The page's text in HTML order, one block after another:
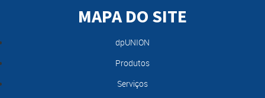
MAPA DO SITE
dpUNION
Produtos
Serviços